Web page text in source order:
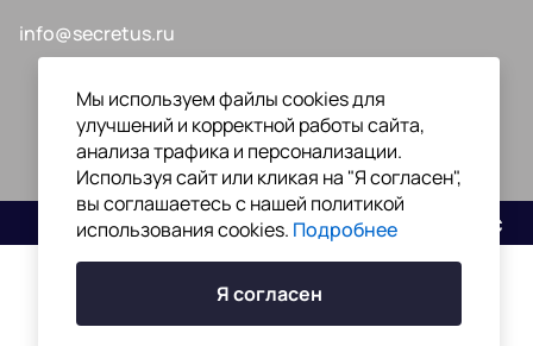
info@secretus.ru
Мы используем файлы cookies для
улучшений и корректной работы сайта,
анализа трафика и персонализации.
Используя сайт или кликая на "Я согласен",
вы соглашаетесь с нашей политикой
использования cookies. Подробнее
Я согласен
Разработано